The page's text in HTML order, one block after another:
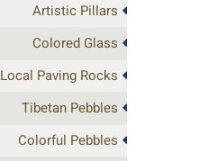
Artistic Pillars
Colored Glass
Local Paving Rocks
Tibetan Pebbles
Colorful Pebbles